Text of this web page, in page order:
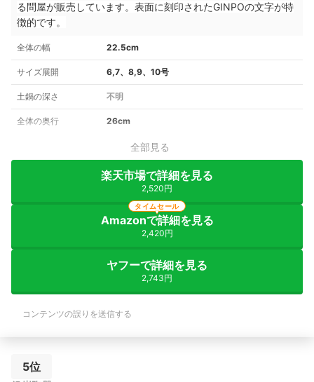
る問屋が販売しています。 表面に刻印されたGINPOの文字が特
徴的です。
全体の幅 22.5cm
サイズ展開 6,7、8,9、10号
土鍋の深さ 不明
全体の奥行 26cm
全部見る
楽天市場で詳細を見る
2,520円
Amazonで詳細を見る
2,420円
タイムセール
ヤフーで詳細を見る
2,743円
コンテンツの誤りを送信する
5位